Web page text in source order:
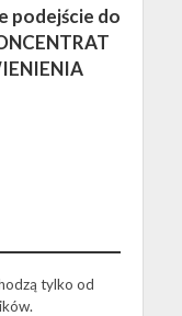
podejście do
tylko od